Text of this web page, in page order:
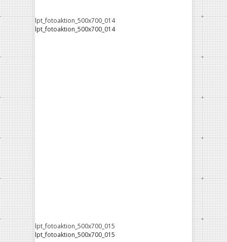
lpt_fotoaktion_500x700_014
lpt_fotoaktion_500x700_014
lpt_fotoaktion_500x700_015
lpt_fotoaktion_500x700_015